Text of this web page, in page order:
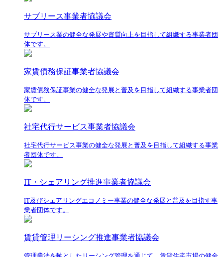
サブリース事業者協議会
サブリース業の健全な発展や資質向上を目指して組織する事業者団
体です。
家賃債務保証事業者協議会
家賃債務保証事業の健全な発展と普及を目指して組織する事業者団
体です。
社宅代行サービス事業者協議会
社宅代行サービス事業の健全な発展と普及を目指して組織する事業
者団体です。
IT・シェアリング推進事業者協議会
IT及びシェアリングエコノミー事業の健全な発展と普及を目指す事
業者団体です。
賃貸管理リーシング推進事業者協議会